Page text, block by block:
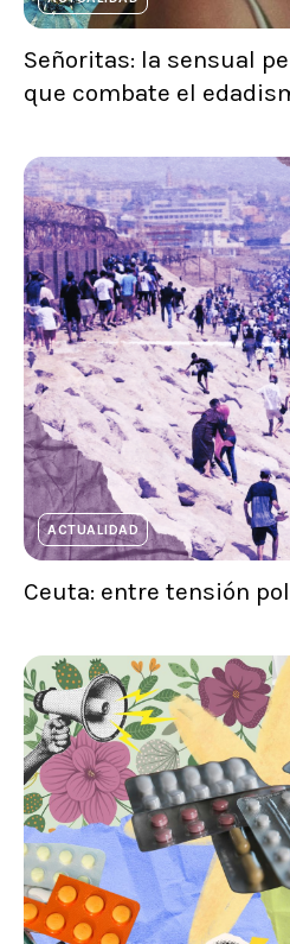
Señoritas: la sensual
que combate el
ACTUALIDAD
Ceuta: entre tensión